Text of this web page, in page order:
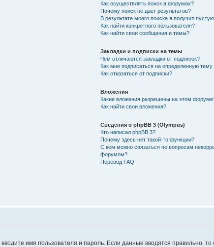
Как осуществлять поиск в форумах?
Почему поиск не дает результатов?
В результате моего поиска я получил
Как найти конкретного пользователя?
Как найти свои сообщения и темы?
Закладки и подписки на темы
Чем отличаются закладки от подписок?
Как мне подписаться на определенную
Как отказаться от подписки?
Вложения
Какие вложения разрешены на этом
Как найти свои вложения?
Сведения о phpBB 3 (Olympus)
Кто написал phpBB 3?
Почему здесь нет такой-то функции?
С кем можно связаться по вопросам
форумом?
Перевод FAQ
имя пользователя и пароль. Если данные вводятся правильно,